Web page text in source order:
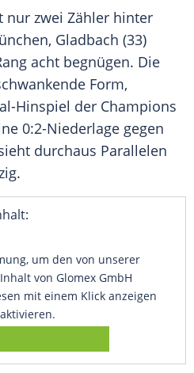
nur zwei Zähler hinter
, Gladbach (33)
acht begnügen. Die
Form,
Hinspiel der Champions
0:2-Niederlage gegen
durchaus Parallelen
.
um den von unserer
von Glomex GmbH
mit einem Klick anzeigen